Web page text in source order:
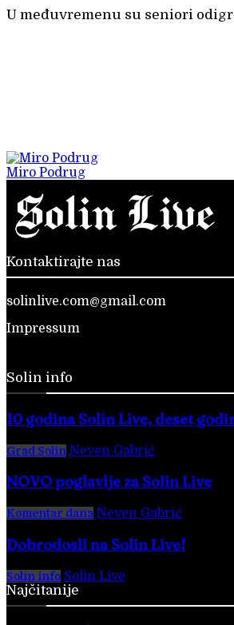
U međuvremenu su seniori
Miro Podrug
Kontaktirajte nas
solinlive.com@gmail.com
Impressum
Solin info
10 godina Solin Live, deset
Grad Solin Neven Gabrić
NOVO poglavlje za Solin Live
Komentar dana Neven Gabrić
Dobrodošli na Solin Live!
Solin info Solin Live
Najčitanije